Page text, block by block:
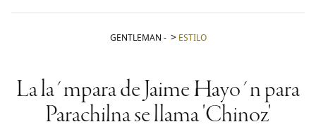
GENTLEMAN - ESTILO
La la´mpara de Jaime Hayo´n para
Parachilna se llama 'Chinoz'